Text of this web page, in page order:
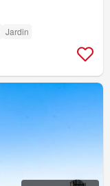
Jardin